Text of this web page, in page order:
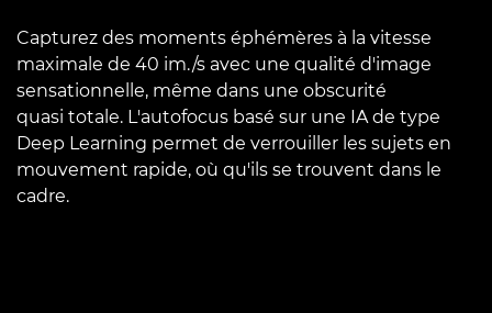
Capturez des moments éphémères à la vitesse
maximale de 40 im./s avec une qualité d'image
sensationnelle, même dans une obscurité
quasi totale. L'autofocus basé sur une IA de type
Deep Learning permet de verrouiller les sujets en
mouvement rapide, où qu'ils se trouvent dans le
cadre.